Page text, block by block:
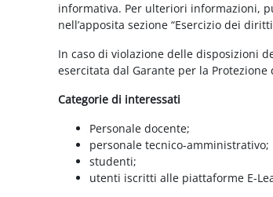
informativa. Per ulteriori informazioni,
nell’apposita sezione “Esercizio dei
In caso di violazione delle disposizioni
esercitata dal Garante per la
Categorie di interessati
Personale docente;
personale tecnico-amministrativo;
studenti;
utenti iscritti alle piattaforme E-